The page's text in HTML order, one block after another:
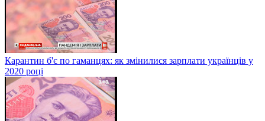
Карантин б'є по гаманцях: як змінилися зарплати українців у
2020 році